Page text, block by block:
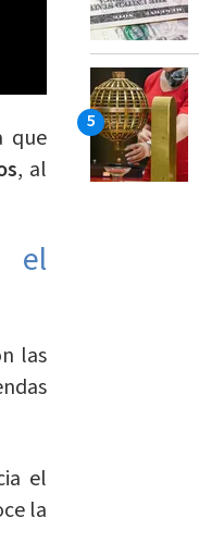
que
, al
el
las
el
la